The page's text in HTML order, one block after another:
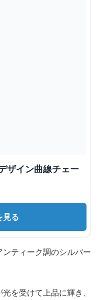
ザイン曲線チェー
見る
ティーク調のシルバー
を受けて上品に輝き、